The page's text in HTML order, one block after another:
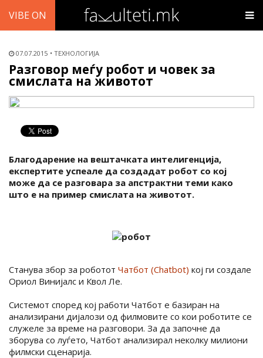
VIBE ON
07.07.2015 ТЕХНОЛОГИЈА
Разговор меѓу робот и човек за
смислата на животот
Благодарение на вештачката интелигенција,
експертите успеале да создадат робот со кој
може да се разговара за апстрактни теми како
што е на пример смислата на животот.
Станува збор за роботот Чатбот (Chatbot) кој ги создале
Ориол Винијалс и Квол Ле.
Системот според кој работи Чатбот е базиран на
анализирани дијалози од филмовите со кои роботите се
служеле за време на разговори. За да започне да
зборува со луѓето, Чатбот анализирал неколку милиони
филмски сценарија.